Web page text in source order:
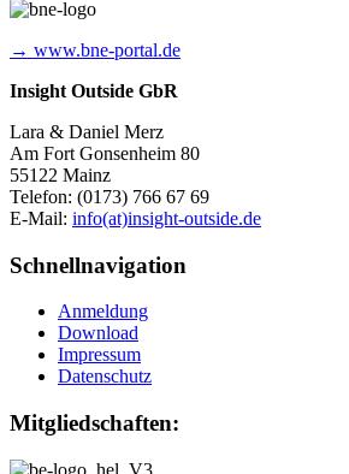
→ www.bne-portal.de
Insight Outside GbR
Lara & Daniel Merz
Am Fort Gonsenheim 80
55122 Mainz
Telefon: (0173) 766 67 69
E-Mail: info(at)insight-outside.de
Schnellnavigation
Anmeldung
Download
Impressum
Datenschutz
Mitgliedschaften: